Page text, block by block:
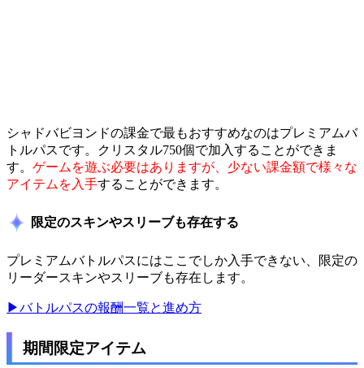
シャドバビヨンドの課金で最もおすすめなのはプレミアムバ
トルパスです。クリスタル750個で加入することができま
す。 ゲームを遊ぶ必要はありますが、少ない課金額で様々な
アイテムを入手することができます。
限定のスキンやスリーブも存在する
プレミアムバトルパスにはここでしか入手できない、限定の
リーダースキンやスリーブも存在します。
▶バトルパスの報酬一覧と進め方
期間限定アイテム